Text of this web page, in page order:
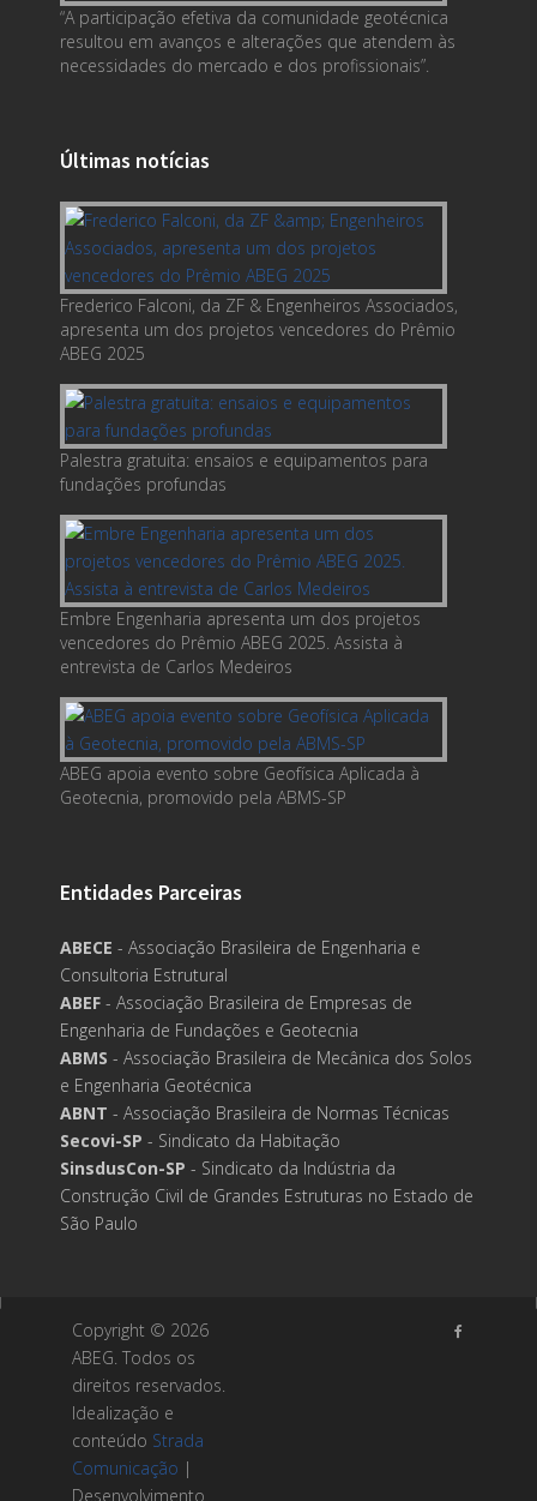
“A participação efetiva da comunidade geotécnica
resultou em avanços e alterações que atendem às
necessidades do mercado e dos profissionais”.
Últimas notícias
Frederico Falconi, da ZF & Engenheiros Associados,
apresenta um dos projetos vencedores do Prêmio
ABEG 2025
Palestra gratuita: ensaios e equipamentos para
fundações profundas
Embre Engenharia apresenta um dos projetos
vencedores do Prêmio ABEG 2025. Assista à
entrevista de Carlos Medeiros
ABEG apoia evento sobre Geofísica Aplicada à
Geotecnia, promovido pela ABMS-SP
Entidades Parceiras
ABECE - Associação Brasileira de Engenharia e
Consultoria Estrutural
ABEF - Associação Brasileira de Empresas de
Engenharia de Fundações e Geotecnia
ABMS - Associação Brasileira de Mecânica dos Solos
e Engenharia Geotécnica
ABNT - Associação Brasileira de Normas Técnicas
Secovi-SP - Sindicato da Habitação
SinsdusCon-SP - Sindicato da Indústria da
Construção Civil de Grandes Estruturas no Estado de
São Paulo
Copyright © 2026
ABEG. Todos os
direitos reservados.
Idealização e
conteúdo Strada
Comunicação |
Desenvolvimento